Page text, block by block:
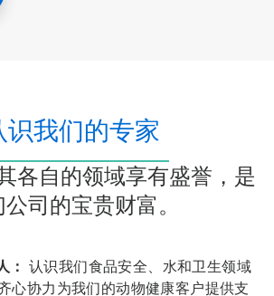
识我们的专家
各自的领域享有盛誉，是
司的宝贵财富。
： 认识我们食品安全、水和卫生领域
心协力为我们的动物健康客户提供支